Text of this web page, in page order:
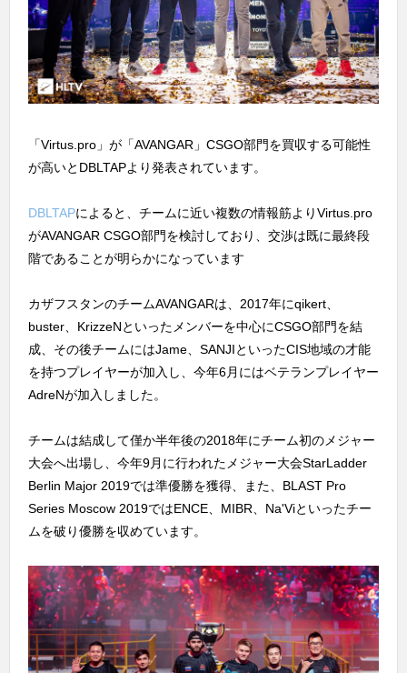
「Virtus.pro」が「AVANGAR」CSGO部門を買収する可能性
が高いとDBLTAPより発表されています。
DBLTAPによると、チームに近い複数の情報筋よりVirtus.pro
がAVANGAR CSGO部門を検討しており、交渉は既に最終段
階であることが明らかになっています
カザフスタンのチームAVANGARは、2017年にqikert、
buster、KrizzeNといったメンバーを中心にCSGO部門を結
成、その後チームにはJame、SANJIといったCIS地域の才能
を持つプレイヤーが加入し、今年6月にはベテランプレイヤー
AdreNが加入しました。
チームは結成して僅か半年後の2018年にチーム初のメジャー
大会へ出場し、今年9月に行われたメジャー大会StarLadder
Berlin Major 2019では準優勝を獲得、また、BLAST Pro
Series Moscow 2019ではENCE、MIBR、Na'Viといったチー
ムを破り優勝を収めています。